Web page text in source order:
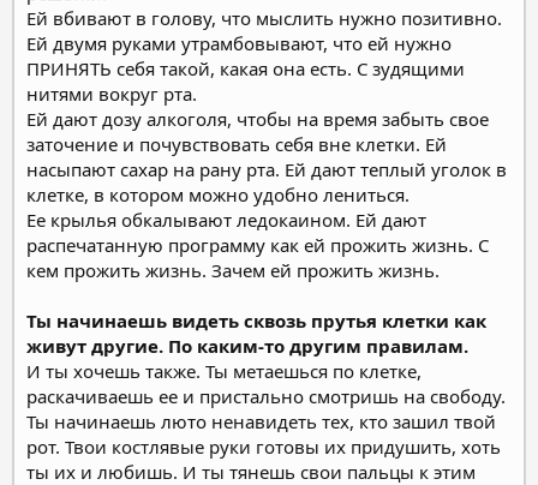
Ей вбивают в голову, что мыслить нужно позитивно.
Ей двумя руками утрамбовывают, что ей нужно
ПРИНЯТЬ себя такой, какая она есть. С зудящими
нитями вокруг рта.
Ей дают дозу алкоголя, чтобы на время забыть свое
заточение и почувствовать себя вне клетки. Ей
насыпают сахар на рану рта. Ей дают теплый уголок в
клетке, в котором можно удобно лениться.
Ее крылья обкалывают ледокаином. Ей дают
распечатанную программу как ей прожить жизнь. С
кем прожить жизнь. Зачем ей прожить жизнь.
Ты начинаешь видеть сквозь прутья клетки как
живут другие. По каким-то другим правилам.
И ты хочешь также. Ты метаешься по клетке,
раскачиваешь ее и пристально смотришь на свободу.
Ты начинаешь люто ненавидеть тех, кто зашил твой
рот. Твои костлявые руки готовы их придушить, хоть
ты их и любишь. И ты тянешь свои пальцы к этим